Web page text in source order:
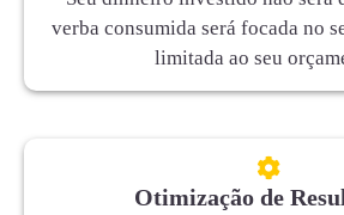
verba consumida será focada no
limitada ao seu
Otimização de